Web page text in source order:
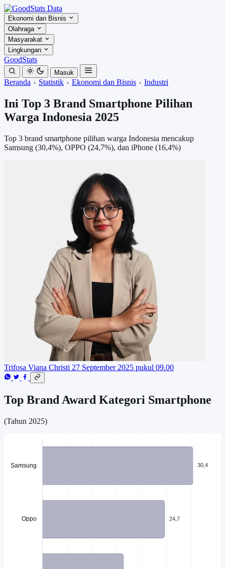
Ekonomi dan Bisnis
Olahraga
Masyarakat
Lingkungan
GoodStats
Masuk
Beranda Statistik Ekonomi dan Bisnis Industri
Ini Top 3 Brand Smartphone Pilihan
Warga Indonesia 2025
Top 3 brand smartphone pilihan warga Indonesia mencakup
Samsung (30,4%), OPPO (24,7%), dan iPhone (16,4%)
Trifosa Viana Christi 27 September 2025 pukul 09.00
Top Brand Award Kategori Smartphone
(Tahun 2025)